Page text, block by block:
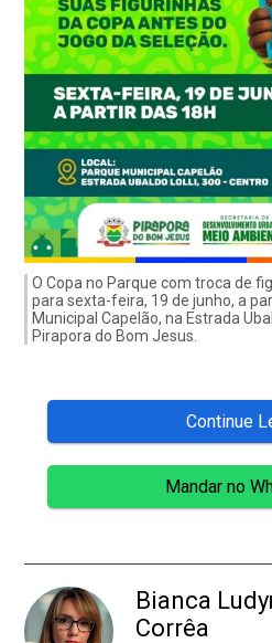
O Copa no Parque com troca de
para sexta-feira, 19 de junho, a
Municipal Capelão, na Estrada
Pirapora do Bom Jesus.
Continue
Mandar no
Bianca
Corrêa